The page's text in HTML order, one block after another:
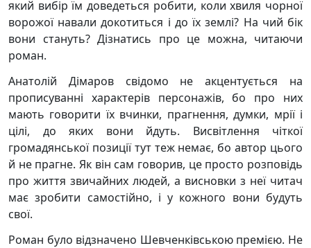
який вибір їм доведеться робити, коли хвиля чорної
ворожої навали докотиться і до їх землі? На чий бік
вони стануть? Дізнатись про це можна, читаючи
роман.
Анатолій Дімаров свідомо не акцентується на
прописуванні характерів персонажів, бо про них
мають говорити їх вчинки, прагнення, думки, мрії і
цілі, до яких вони йдуть. Висвітлення чіткої
громадянської позиції тут теж немає, бо автор цього
й не прагне. Як він сам говорив, це просто розповідь
про життя звичайних людей, а висновки з неї читач
має зробити самостійно, і у кожного вони будуть
свої.
Роман було відзначено Шевченківською премією. Не